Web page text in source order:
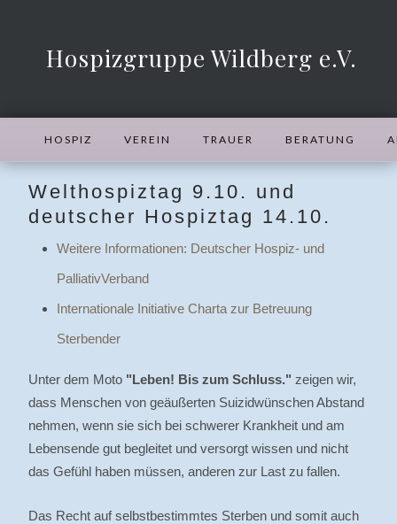
Hospizgruppe Wildberg e.V.
HOSPIZ VEREIN TRAUER BERATUNG
Welthospiztag 9.10. und
deutscher Hospiztag 14.10.
Weitere Informationen: Deutscher Hospiz- und
PalliativVerband
Internationale Initiative Charta zur Betreuung
Sterbender
Unter dem Moto "Leben! Bis zum Schluss." zeigen wir,
dass Menschen von geäußerten Suizidwünschen Abstand
nehmen, wenn sie sich bei schwerer Krankheit und am
Lebensende gut begleitet und versorgt wissen und nicht
das Gefühl haben müssen, anderen zur Last zu fallen.
Das Recht auf selbstbestimmtes Sterben und somit auch